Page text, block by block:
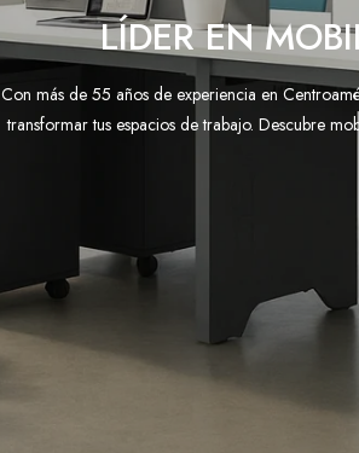
LÍDER EN
Con más de 55 años de experiencia en
transformar tus espacios de trabajo. Descubre